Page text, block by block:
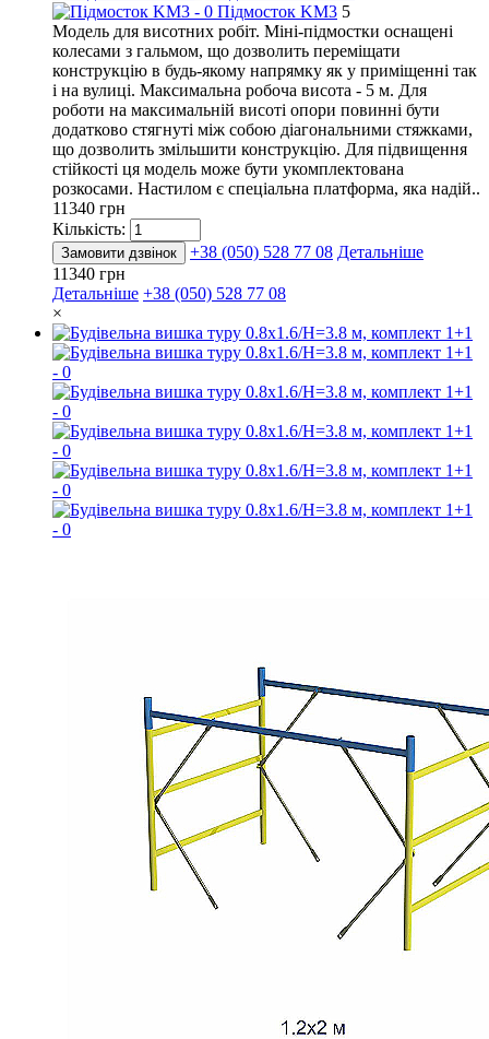
Підмосток KM3 5
Модель для висотних робіт. Міні-підмостки оснащені
колесами з гальмом, що дозволить переміщати
конструкцію в будь-якому напрямку як у приміщенні так
і на вулиці. Максимальна робоча висота - 5 м. Для
роботи на максимальній висоті опори повинні бути
додатково стягнуті між собою діагональними стяжками,
що дозволить змільшити конструкцію. Для підвищення
стійкості ця модель може бути укомплектована
розкосами. Настилом є спеціальна платформа, яка надій..
11340 грн
Кількість:
Замовити дзвінок +38 (050) 528 77 08 Детальніше
11340 грн
Детальніше +38 (050) 528 77 08
×